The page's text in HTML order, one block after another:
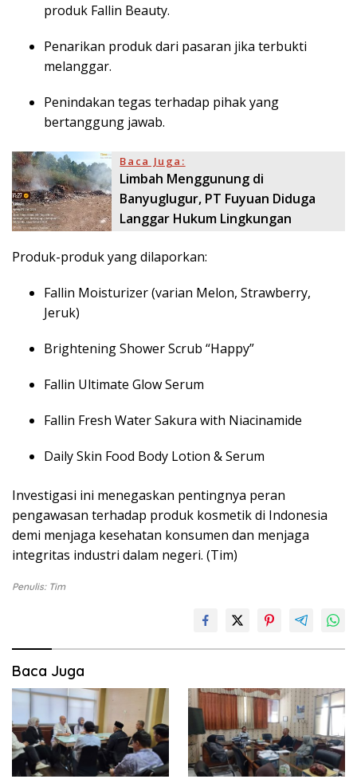
produk Fallin Beauty.
Penarikan produk dari pasaran jika terbukti
melanggar.
Penindakan tegas terhadap pihak yang
bertanggung jawab.
Baca Juga:
Limbah Menggunung di
Banyuglugur, PT Fuyuan Diduga
Langgar Hukum Lingkungan
Produk-produk yang dilaporkan:
Fallin Moisturizer (varian Melon, Strawberry,
Jeruk)
Brightening Shower Scrub “Happy”
Fallin Ultimate Glow Serum
Fallin Fresh Water Sakura with Niacinamide
Daily Skin Food Body Lotion & Serum
Investigasi ini menegaskan pentingnya peran
pengawasan terhadap produk kosmetik di Indonesia
demi menjaga kesehatan konsumen dan menjaga
integritas industri dalam negeri. (Tim)
Penulis: Tim
Baca Juga